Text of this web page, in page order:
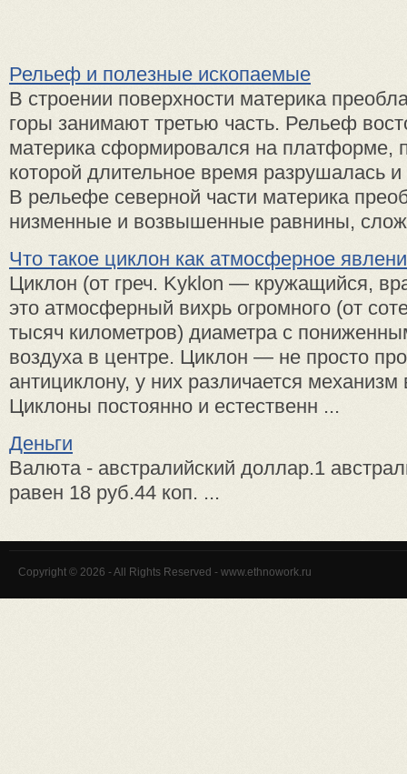
Рельеф и полезные ископаемые
В строении поверхности материка
горы занимают третью часть. Рельеф
материка сформировался на платформе,
которой длительное время разрушалась
В рельефе северной части материка
низменные и возвышенные равнины,
Что такое циклон как атмосферное
Циклон (от греч. Kyklon — кружащийся,
это атмосферный вихрь огромного (от
тысяч километров) диаметра с
воздуха в центре. Циклон — не просто
антициклону, у них различается механизм
Циклоны постоянно и естественн ...
Деньги
Валюта - австралийский доллар.1
равен 18 руб.44 коп. ...
Copyright © 2026 - All Rights Reserved - www.ethnowork.ru